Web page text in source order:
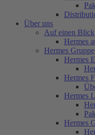
Über uns
Auf einen Blick
Hermes
Hermes Gruppe
Hermes
Hermes
Hermes
Hermes